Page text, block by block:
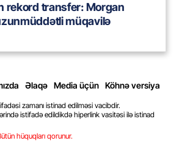
rekord transfer: Morgan
müqavilə
Əlaqə Media üçün Köhnə versiya
zamanı istinad edilməsi vacibdir.
istifadə edildikdə hiperlink vasitəsi ilə istinad
hüquqları qorunur.